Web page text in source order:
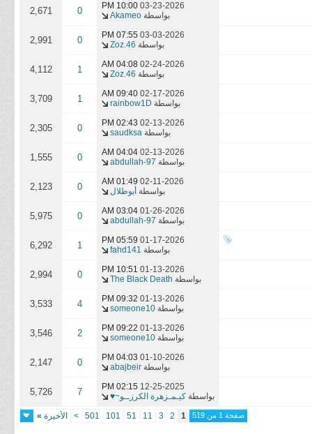
03-23-2026
10:00 PM
بواسطة Akameo
0
2,671
03-03-2026
07:55 PM
بواسطة Zoz.46
0
2,991
02-24-2026
04:08 AM
بواسطة Zoz.46
1
4,112
02-17-2026
09:40 AM
بواسطة rainbow1D
1
3,709
02-13-2026
02:43 PM
بواسطة saudksa
0
2,305
02-13-2026
04:04 AM
بواسطة abdullah-97
0
1,555
02-11-2026
01:49 AM
بواسطة أبوطلال 0
2,123
01-26-2026
03:04 AM
بواسطة abdullah-97
0
5,975
01-17-2026
05:59 PM
بواسطة fahd141
1
6,292
01-13-2026
10:51 PM
بواسطة The Black Death
0
2,994
01-13-2026
09:32 PM
بواسطة someone10
4
3,533
01-13-2026
09:22 PM
بواسطة someone10
2
3,546
01-10-2026
04:03 PM
بواسطة abajbeir
0
2,147
12-25-2025
02:15 PM
بواسطة كيـمـزهرة الكرزــو~♥ 7
5,726
صفحة 1 من 519 1
2
3
11
51
101
501
> الأخيرة »